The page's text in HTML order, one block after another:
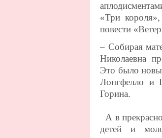
«Три короля»,
повести
– Собирая
Николаевна
Это было
Лонгфелло и
Горина.
А в
детей и